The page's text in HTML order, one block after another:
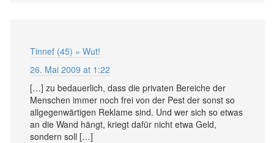
Tinnef (45) « Wut!
26. Mai 2009 at 1:22
[…] zu bedauerlich, dass die privaten Bereiche der
Menschen immer noch frei von der Pest der sonst so
allgegenwärtigen Reklame sind. Und wer sich so etwas
an die Wand hängt, kriegt dafür nicht etwa Geld,
sondern soll […]